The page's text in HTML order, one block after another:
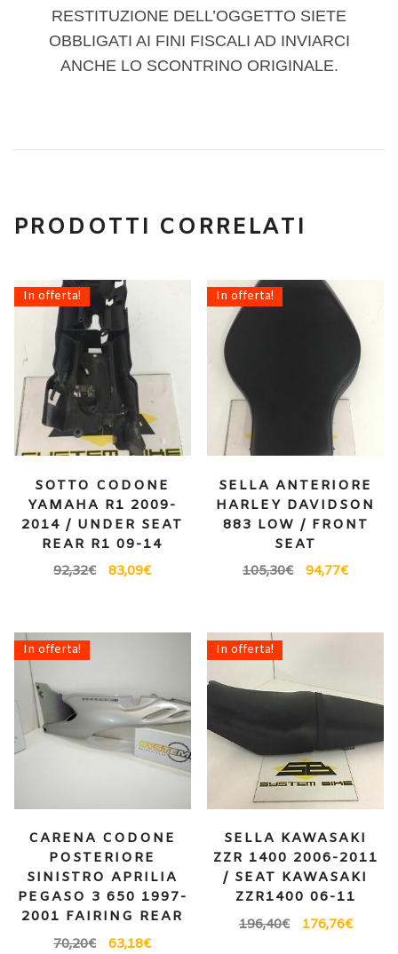
RESTITUZIONE DELL’OGGETTO SIETE
OBBLIGATI AI FINI FISCALI AD INVIARCI
ANCHE LO SCONTRINO ORIGINALE.
PRODOTTI CORRELATI
In offerta!
SOTTO CODONE
YAMAHA R1 2009-
2014 / UNDER SEAT
REAR R1 09-14
92,32€ 83,09€
In offerta!
SELLA ANTERIORE
HARLEY DAVIDSON
883 LOW / FRONT
SEAT
105,30€ 94,77€
In offerta!
CARENA CODONE
POSTERIORE
SINISTRO APRILIA
PEGASO 3 650 1997-
2001 FAIRING REAR
70,20€ 63,18€
In offerta!
SELLA KAWASAKI
ZZR 1400 2006-2011
/ SEAT KAWASAKI
ZZR1400 06-11
196,40€ 176,76€